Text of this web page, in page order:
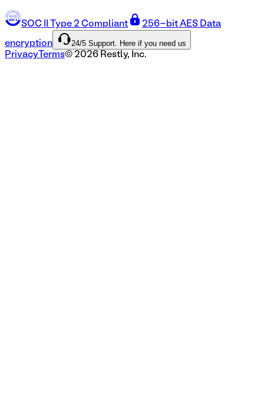
SOC II Type 2 Compliant 256-bit AES Data
encryption 24/5 Support. Here if you need us
Privacy Terms© 2026 Restly, Inc.